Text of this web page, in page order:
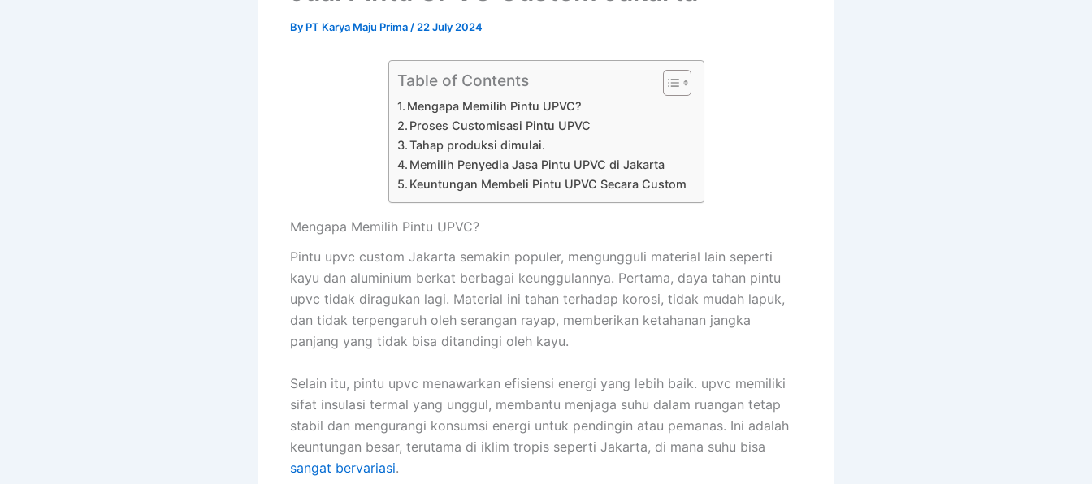
By PT Karya Maju Prima / 22 July 2024
Table of Contents
Mengapa Memilih Pintu UPVC?
Proses Customisasi Pintu UPVC
Tahap produksi dimulai.
Memilih Penyedia Jasa Pintu UPVC di Jakarta
Keuntungan Membeli Pintu UPVC Secara Custom
Mengapa Memilih Pintu UPVC?
Pintu upvc custom Jakarta semakin populer, mengungguli material lain seperti
kayu dan aluminium berkat berbagai keunggulannya. Pertama, daya tahan pintu
upvc tidak diragukan lagi. Material ini tahan terhadap korosi, tidak mudah lapuk,
dan tidak terpengaruh oleh serangan rayap, memberikan ketahanan jangka
panjang yang tidak bisa ditandingi oleh kayu.
Selain itu, pintu upvc menawarkan efisiensi energi yang lebih baik. upvc memiliki
sifat insulasi termal yang unggul, membantu menjaga suhu dalam ruangan tetap
stabil dan mengurangi konsumsi energi untuk pendingin atau pemanas. Ini adalah
keuntungan besar, terutama di iklim tropis seperti Jakarta, di mana suhu bisa
sangat bervariasi.